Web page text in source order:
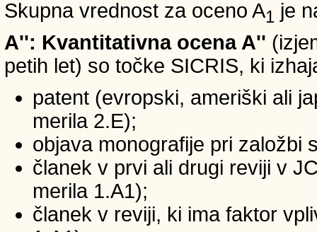
Skupna vrednost za oceno A1 je
A'': Kvantitativna ocena A''
petih let) so točke SICRIS, ki
patent (evropski, ameriški ali
merila 2.E);
objava monografije pri založbi
članek v prvi ali drugi reviji v
merila 1.A1);
članek v reviji, ki ima faktor